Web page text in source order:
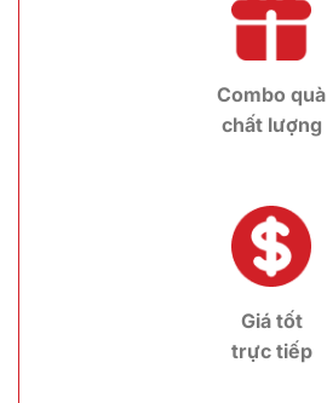
Combo quà
chất lượng
Giá tốt
trực tiếp